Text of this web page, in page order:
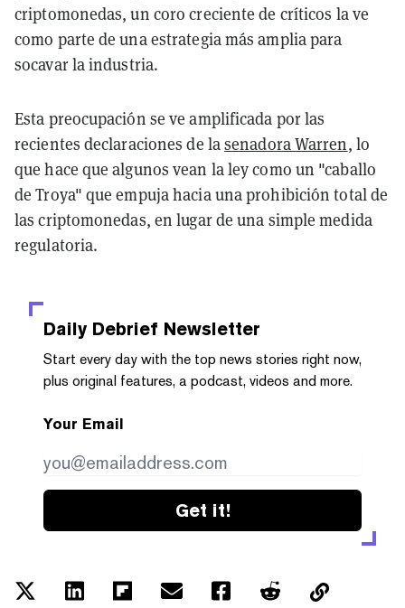
criptomonedas, un coro creciente de críticos la ve
como parte de una estrategia más amplia para
socavar la industria.
Esta preocupación se ve amplificada por las
recientes declaraciones de lasenadora Warren, lo
que hace que algunos vean la ley como un "caballo
de Troya" que empuja hacia una prohibición total de
las criptomonedas, en lugar de una simple medida
regulatoria.
Daily Debrief Newsletter
Start every day with the top news stories right now,
plus original features, a podcast, videos and more.
Your Email
Get it!